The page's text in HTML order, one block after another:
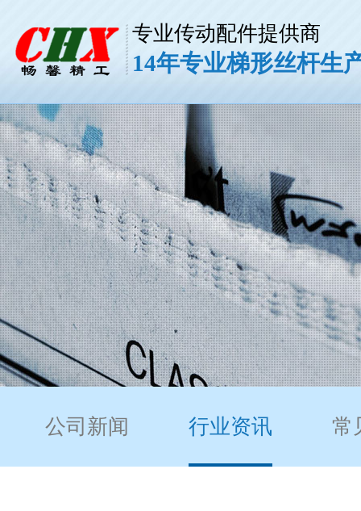
专业传动配件提供商
14年专业梯形丝杆生
公司新闻 行业资讯 常